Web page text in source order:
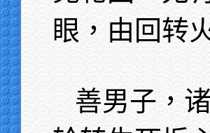
眼，由回转
善男子，